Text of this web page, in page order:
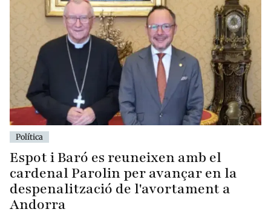
Política
Espot i Baró es reuneixen amb el
cardenal Parolin per avançar en la
despenalització de l'avortament a
Andorra